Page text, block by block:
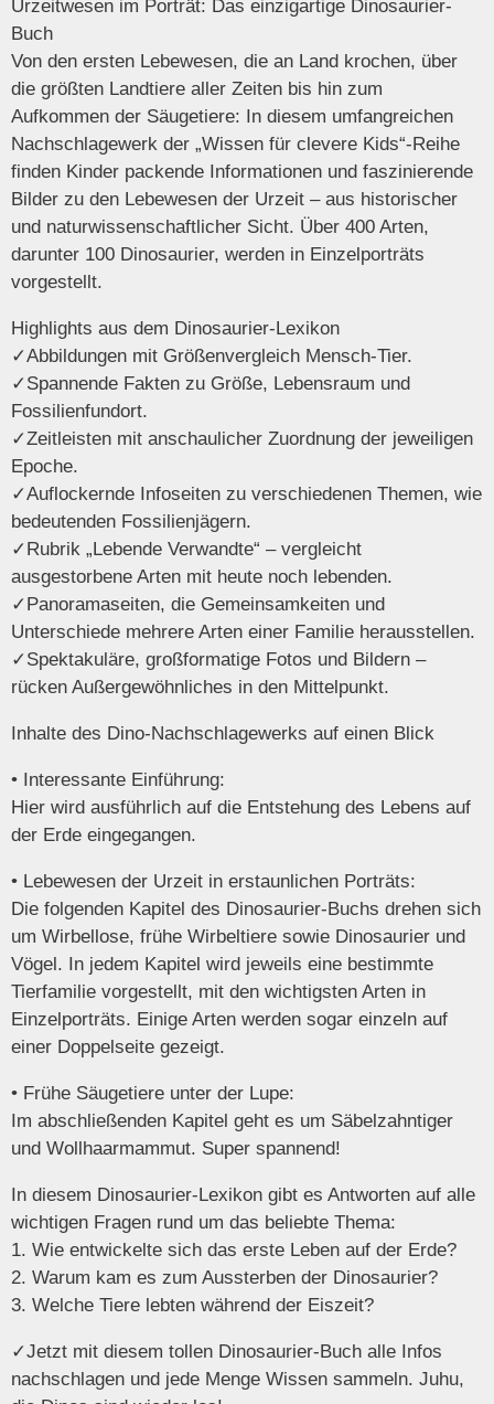
Urzeitwesen im Porträt: Das einzigartige Dinosaurier-
Buch
Von den ersten Lebewesen, die an Land krochen, über
die größten Landtiere aller Zeiten bis hin zum
Aufkommen der Säugetiere: In diesem umfangreichen
Nachschlagewerk der „Wissen für clevere Kids“-Reihe
finden Kinder packende Informationen und faszinierende
Bilder zu den Lebewesen der Urzeit – aus historischer
und naturwissenschaftlicher Sicht. Über 400 Arten,
darunter 100 Dinosaurier, werden in Einzelporträts
vorgestellt.
Highlights aus dem Dinosaurier-Lexikon
✓Abbildungen mit Größenvergleich Mensch-Tier.
✓Spannende Fakten zu Größe, Lebensraum und
Fossilienfundort.
✓Zeitleisten mit anschaulicher Zuordnung der jeweiligen
Epoche.
✓Auflockernde Infoseiten zu verschiedenen Themen, wie
bedeutenden Fossilienjägern.
✓Rubrik „Lebende Verwandte“ – vergleicht
ausgestorbene Arten mit heute noch lebenden.
✓Panoramaseiten, die Gemeinsamkeiten und
Unterschiede mehrere Arten einer Familie herausstellen.
✓Spektakuläre, großformatige Fotos und Bildern –
rücken Außergewöhnliches in den Mittelpunkt.
Inhalte des Dino-Nachschlagewerks auf einen Blick
• Interessante Einführung:
Hier wird ausführlich auf die Entstehung des Lebens auf
der Erde eingegangen.
• Lebewesen der Urzeit in erstaunlichen Porträts:
Die folgenden Kapitel des Dinosaurier-Buchs drehen sich
um Wirbellose, frühe Wirbeltiere sowie Dinosaurier und
Vögel. In jedem Kapitel wird jeweils eine bestimmte
Tierfamilie vorgestellt, mit den wichtigsten Arten in
Einzelporträts. Einige Arten werden sogar einzeln auf
einer Doppelseite gezeigt.
• Frühe Säugetiere unter der Lupe:
Im abschließenden Kapitel geht es um Säbelzahntiger
und Wollhaarmammut. Super spannend!
In diesem Dinosaurier-Lexikon gibt es Antworten auf alle
wichtigen Fragen rund um das beliebte Thema:
1. Wie entwickelte sich das erste Leben auf der Erde?
2. Warum kam es zum Aussterben der Dinosaurier?
3. Welche Tiere lebten während der Eiszeit?
✓Jetzt mit diesem tollen Dinosaurier-Buch alle Infos
nachschlagen und jede Menge Wissen sammeln. Juhu,